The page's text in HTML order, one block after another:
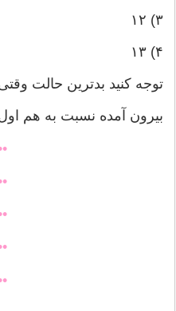
٣) ١٢
۴) ١٣
توجه کنید بدترین حالت
بیرون آمده نسبت به هم